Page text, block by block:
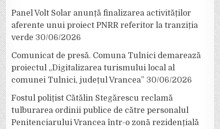
Panel Volt Solar anunță finalizarea activităților
aferente unui proiect PNRR referitor la tranziția
verde 30/06/2026
Comunicat de presă. Comuna Tulnici demarează
proiectul „Digitalizarea turismului local al
comunei Tulnici, județul Vrancea” 30/06/2026
Fostul polițist Cătălin Stegărescu reclamă
tulburarea ordinii publice de către personalul
Penitenciarului Vrancea într-o zonă rezidențială